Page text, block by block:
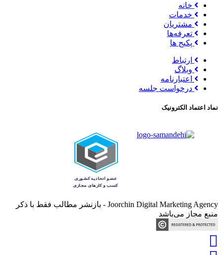
خانه
خدمات
مشتریان
تعرفه‌ها
پکیج ها
ارتباط
وبلاگ
اعتبارنامه
درخواست جلسه
نماد اعتماد الکترونیک
Joorchin Digital Marketing Agency - بازنشر مطالب فقط با ذکر
منبع مجاز می‌باشد